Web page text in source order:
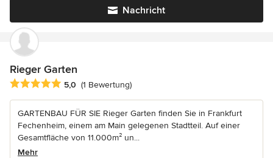
Nachricht
Rieger Garten
Durchschnittliche Bewertung: 5 von 5 Sternen
5,0 (1 Bewertung)
GARTENBAU FÜR SIE Rieger Garten finden Sie in Frankfurt
Fechenheim, einem am Main gelegenen Stadtteil. Auf einer
Gesamtfläche von 11.000m² un...
Mehr